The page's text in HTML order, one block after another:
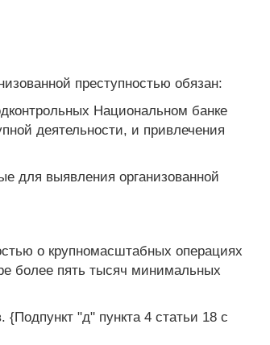
преступностью обязан:
Национальном банке
деятельности, и привлечения
для выявления организованной
о крупномасштабных операциях
более пять тысяч минимальных
"д" пункта 4 статьи 18 с